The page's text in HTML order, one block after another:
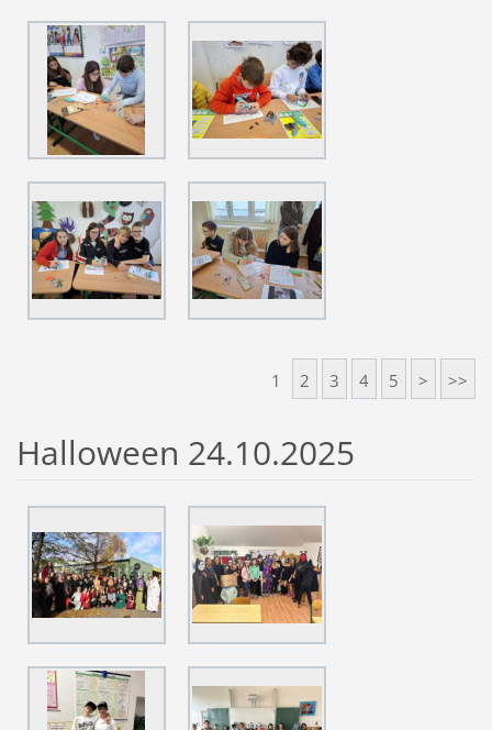
1 2 3 4 5 > >>
Halloween 24.10.2025